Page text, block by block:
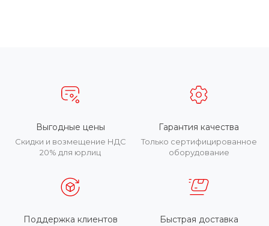
Выгодные цены
Скидки и возмещение НДС
20% для юрлиц
Гарантия качества
Только сертифицированное
оборудование
Поддержка клиентов Быстрая доставка